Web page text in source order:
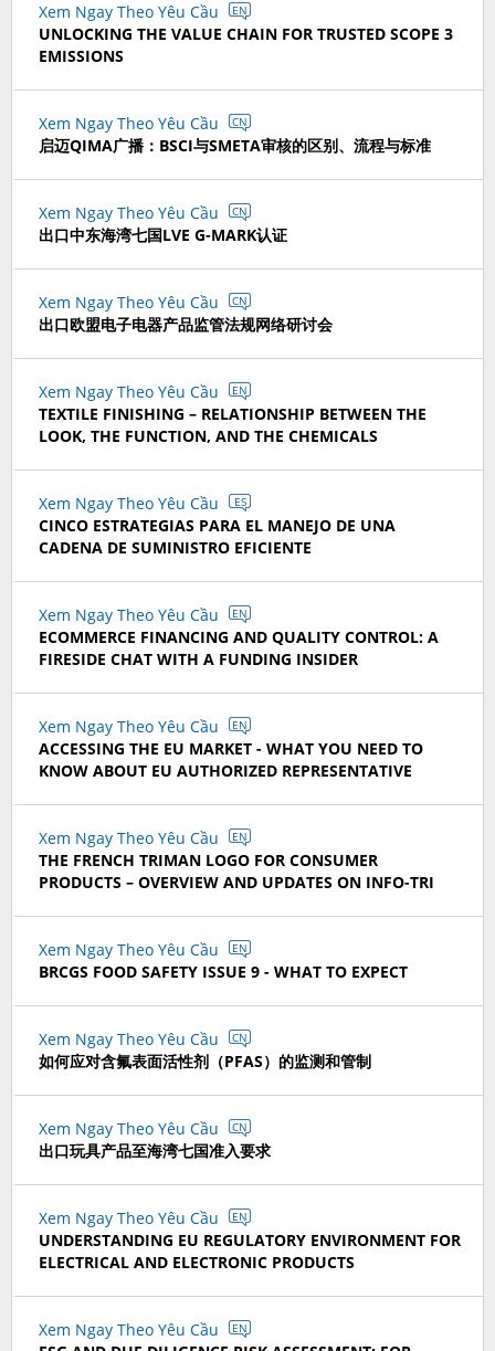
Xem Ngay Theo Yêu Cầu EN
UNLOCKING THE VALUE CHAIN FOR TRUSTED SCOPE 3
EMISSIONS
Xem Ngay Theo Yêu Cầu CN
启迈QIMA广播：BSCI与SMETA审核的区别、流程与标准
Xem Ngay Theo Yêu Cầu CN
出口中东海湾七国LVE G-MARK认证
Xem Ngay Theo Yêu Cầu CN
出口欧盟电子电器产品监管法规网络研讨会
Xem Ngay Theo Yêu Cầu EN
TEXTILE FINISHING – RELATIONSHIP BETWEEN THE
LOOK, THE FUNCTION, AND THE CHEMICALS
Xem Ngay Theo Yêu Cầu ES
CINCO ESTRATEGIAS PARA EL MANEJO DE UNA
CADENA DE SUMINISTRO EFICIENTE
Xem Ngay Theo Yêu Cầu EN
ECOMMERCE FINANCING AND QUALITY CONTROL: A
FIRESIDE CHAT WITH A FUNDING INSIDER
Xem Ngay Theo Yêu Cầu EN
ACCESSING THE EU MARKET - WHAT YOU NEED TO
KNOW ABOUT EU AUTHORIZED REPRESENTATIVE
Xem Ngay Theo Yêu Cầu EN
THE FRENCH TRIMAN LOGO FOR CONSUMER
PRODUCTS – OVERVIEW AND UPDATES ON INFO-TRI
Xem Ngay Theo Yêu Cầu EN
BRCGS FOOD SAFETY ISSUE 9 - WHAT TO EXPECT
Xem Ngay Theo Yêu Cầu CN
如何应对含氟表面活性剂（PFAS）的监测和管制
Xem Ngay Theo Yêu Cầu CN
出口玩具产品至海湾七国准入要求
Xem Ngay Theo Yêu Cầu EN
UNDERSTANDING EU REGULATORY ENVIRONMENT FOR
ELECTRICAL AND ELECTRONIC PRODUCTS
Xem Ngay Theo Yêu Cầu EN